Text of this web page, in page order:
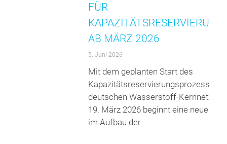
FÜR
AB MÄRZ 2026
5. Juni 2026
Mit dem geplanten Start des
Kapazitätsreservierungsprozesses
deutschen Wasserstoff-Kernnetz am
19. März 2026 beginnt eine neue
im Aufbau der